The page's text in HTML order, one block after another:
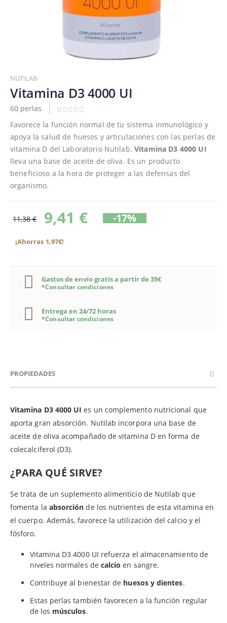
al
comienzo
de
la
galería
imágenes
NUTILAB
Vitamina D3 4000 UI
60 perlas
Favorece la función normal de tu sistema inmunológico y
apoya la salud de huesos y articulaciones con las perlas de
vitamina D del Laboratorio Nutilab.Vitamina D3 4000 UI
lleva una base de aceite de oliva. Es un producto
beneficioso a la hora de proteger a las defensas del
organismo.
11,38 € 9,41 € -17%
¡Ahorras 1,97€!
Gastos de envío gratis a partir de 35€
*Consultar condiciones
Entrega en 24/72 horas
*Consultar condiciones
PROPIEDADES
Vitamina D3 4000 UIes un complemento nutricional que
aporta gran absorción. Nutilab incorpora una base de
aceite de oliva acompañado de vitamina D en forma de
colecalciferol (D3).
¿PARA QUÉ SIRVE?
Se trata de un suplemento alimenticio de Nutilab que
fomenta la absorción de los nutrientes de esta vitamina en
el cuerpo. Además, favorece la utilización del calcio y el
fósforo.
Vitamina D3 4000 UI refuerza el almacenamiento de
niveles normales de calcio en sangre.
Contribuye al bienestar de huesos y dientes.
Estas perlas también favorecen a la función regular
de los músculos.